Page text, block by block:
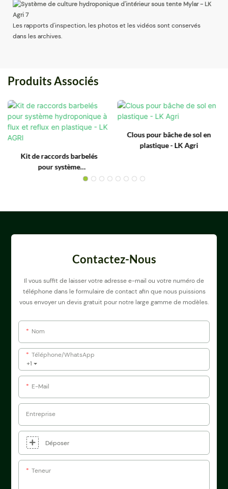
Les rapports d'inspection, les photos et les vidéos sont conservés
dans les archives.
Produits Associés
Kit de raccords barbelés
pour système
hydroponique à flux et
Clous pour bâche de sol en
plastique - LK Agri
Contactez-Nous
Il vous suffit de laisser votre adresse e-mail ou votre numéro de
téléphone dans le formulaire de contact afin que nous puissions
vous envoyer un devis gratuit pour notre large gamme de modèles.
Nom
+1
Téléphone/WhatsApp
E-Mail
Entreprise
Déposer
Teneur